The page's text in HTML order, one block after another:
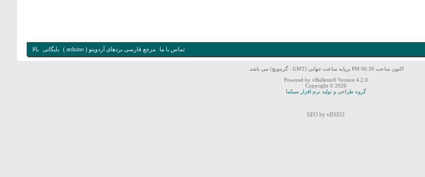
تماس با ما مرجع فارسی بردهای آردوینو ( arduino ) بایگانی بالا
اکنون ساعت 06:39 PM برپایه ساعت جهانی (GMT - گرینویچ) می باشد.
Powered by vBulletin® Version 4.2.0
Copyright © 2026
گروه طراحی و تولید نرم افزار سیکما
SEO by vBSEO